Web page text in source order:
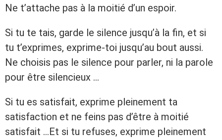
Ne t’attache pas à la moitié d’un espoir.
Si tu te tais, garde le silence jusqu’à la fin, et si
tu t’exprimes, exprime-toi jusqu’au bout aussi.
Ne choisis pas le silence pour parler, ni la parole
pour être silencieux …
Si tu es satisfait, exprime pleinement ta
satisfaction et ne feins pas d’être à moitié
satisfait …Et si tu refuses, exprime pleinement